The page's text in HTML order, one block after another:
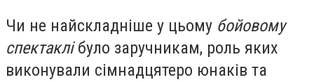
Чи не найскладніше у цьому бойовому
спектаклібуло заручникам, роль яких
виконували сімнадцятеро юнаків та